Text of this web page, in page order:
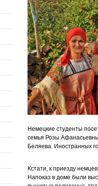
Немецкие студенты
семья Розы
Беляева. Иностранных
Кстати, к приезду
Напоказ в доме были